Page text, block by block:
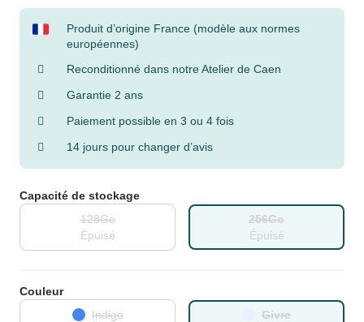
Produit d’origine France (modèle aux normes
européennes)
Reconditionné dans notre Atelier de Caen
Garantie 2 ans
Paiement possible en 3 ou 4 fois
14 jours pour changer d’avis
Capacité de stockage
128Go
Épuisé
256Go
Épuisé
Couleur
Indigo
Givre